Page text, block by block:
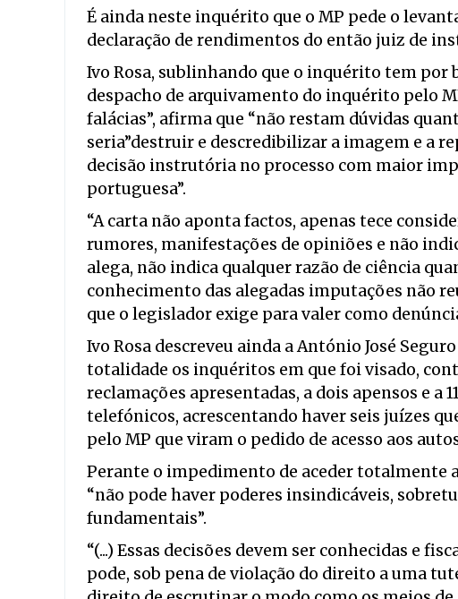
É ainda neste inquérito que o MP pede o
declaração de rendimentos do então juiz de
Ivo Rosa, sublinhando que o inquérito tem por
despacho de arquivamento do inquérito pelo
falácias”, afirma que “não restam dúvidas
seria”destruir e descredibilizar a imagem e a
decisão instrutória no processo com maior
portuguesa”.
“A carta não aponta factos, apenas tece
rumores, manifestações de opiniões e não
alega, não indica qualquer razão de ciência
conhecimento das alegadas imputações não
que o legislador exige para valer como
Ivo Rosa descreveu ainda a António José
totalidade os inquéritos em que foi visado,
reclamações apresentadas, a dois apensos e a
telefónicos, acrescentando haver seis juízes
pelo MP que viram o pedido de acesso aos
Perante o impedimento de aceder totalmente
“não pode haver poderes insindicáveis,
fundamentais”.
“(...) Essas decisões devem ser conhecidas e
pode, sob pena de violação do direito a uma